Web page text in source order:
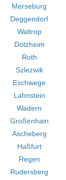
Merseburg
Deggendorf
Waltrop
Dotzheim
Roth
Szlezwik
Eschwege
Lahnstein
Wadern
Großenhain
Ascheberg
Haßfurt
Regen
Rudersberg